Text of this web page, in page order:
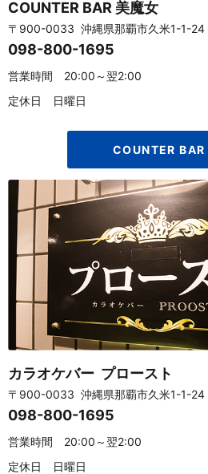
COUNTER BAR 美魔女
〒900-0033 沖縄県那覇市久米1-1-
098-800-1695
営業時間 20:00～翌2:00
定休日 日曜日
COUNTER BAR
カラオケバー プロースト
〒900-0033 沖縄県那覇市久米1-1-
098-800-1695
営業時間 20:00～翌2:00
定休日 日曜日